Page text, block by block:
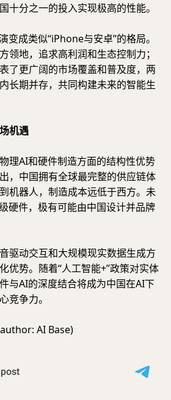
十分之一的投入实现极高的性能。
变成类似“iPhone与安卓”的格局。
领地，追求高利润和生态控制力；
了更广阔的市场覆盖和普及度，两
长期并存，共同构建未来的智能生
机遇
理AI和硬件制造方面的结构性优势
，中国拥有全球最完整的供应链体
机器人，制造成本远低于西方。未
硬件，极有可能由中国设计并品牌
驱动交互和大规模现实数据生成方
优势。随着“人工智能+”政策对实体
与AI的深度结合将成为中国在AI下
竞争力。
AI Base)